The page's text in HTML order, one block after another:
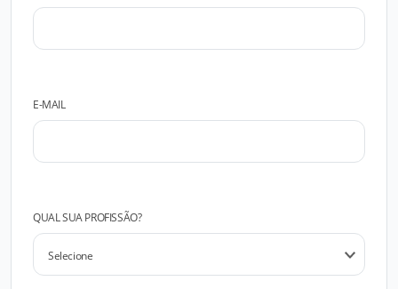
E-MAIL
QUAL SUA PROFISSÃO?